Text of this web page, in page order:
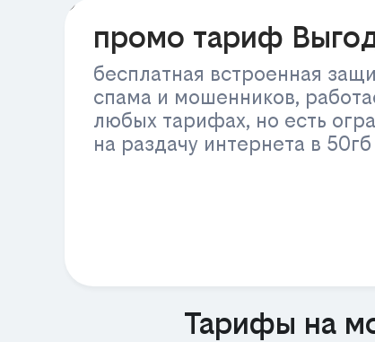
промо тариф
бесплатная встроенная
спама и мошенников,
любых тарифах, но есть
на раздачу интернета в 50гб
Тарифы на